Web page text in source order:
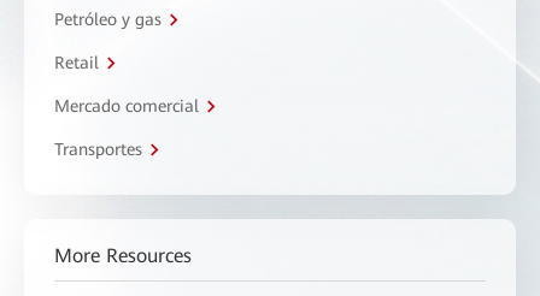
Petróleo y gas
Retail
Mercado comercial
Transportes
More Resources